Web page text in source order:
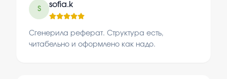
S
sofia.k
Сгенерила реферат. Структура есть,
читабельно и оформлено как надо.